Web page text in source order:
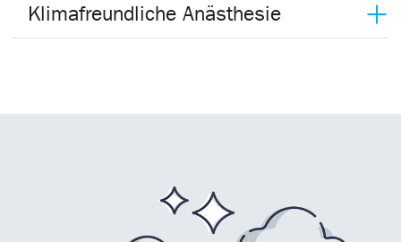
Klimafreundliche Anästhesie